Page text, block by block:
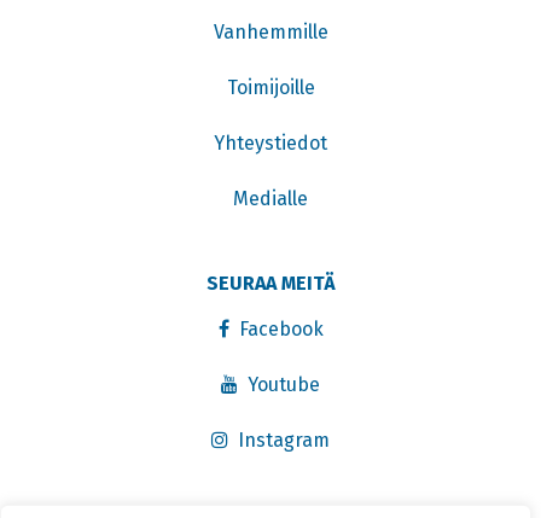
Vanhemmille
Toimijoille
Yhteystiedot
Medialle
SEURAA MEITÄ
Facebook
Youtube
Instagram